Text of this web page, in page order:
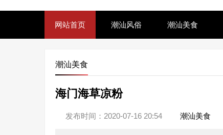
网站首页 潮汕风俗 潮汕美食
潮汕美食
海门海草凉粉
发布时间：2020-07-16 20:54 潮汕美食